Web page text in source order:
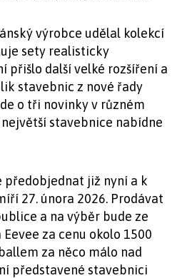
výrobce udělal kolekcí
sety realisticky
přišlo další velké rozšíření a
stavebnic z nové řady
o tři novinky v různém
stavebnice nabídne
předobjednat již nyní a k
27. února 2026. Prodávat
a na výběr bude ze
za cenu okolo 1500
za něco málo nad
představené stavebnici